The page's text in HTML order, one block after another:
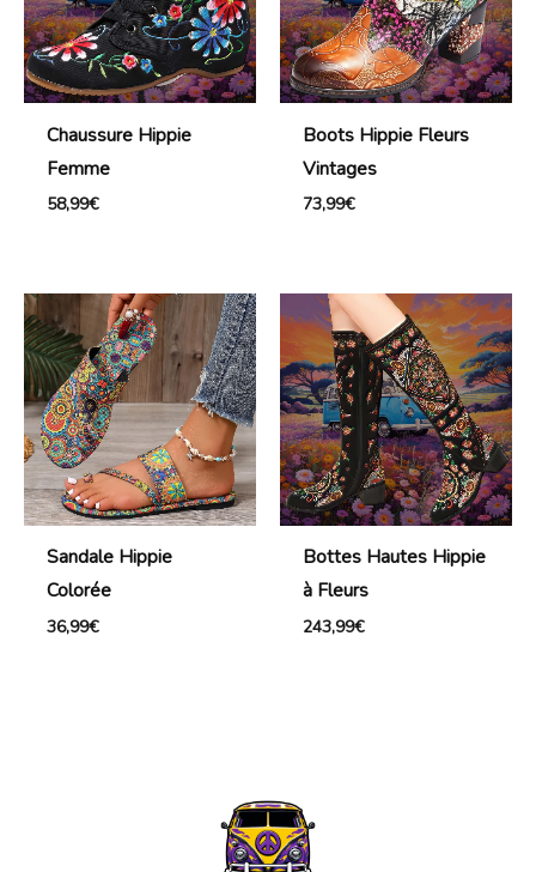
Chaussure Hippie
Femme
58,99€
Boots Hippie Fleurs
Vintages
73,99€
Sandale Hippie
Colorée
36,99€
Bottes Hautes Hippie
à Fleurs
243,99€